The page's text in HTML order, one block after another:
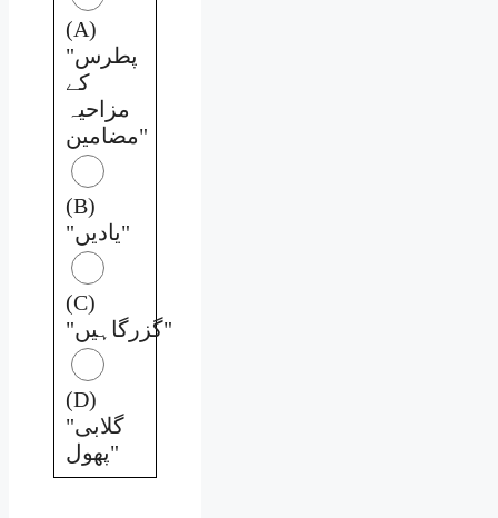
(A)
"پطرس
کے
مزاحیہ
مضامین"
(B)
"یادیں"
(C)
"گزرگاہیں"
(D)
"گلابی
پھول"